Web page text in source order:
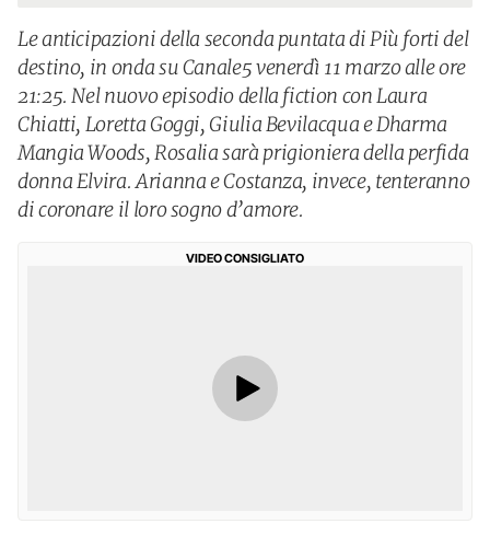
Le anticipazioni della seconda puntata di Più forti del
destino, in onda su Canale5 venerdì 11 marzo alle ore
21:25. Nel nuovo episodio della fiction con Laura
Chiatti, Loretta Goggi, Giulia Bevilacqua e Dharma
Mangia Woods, Rosalia sarà prigioniera della perfida
donna Elvira. Arianna e Costanza, invece, tenteranno
di coronare il loro sogno d’amore.
VIDEO CONSIGLIATO